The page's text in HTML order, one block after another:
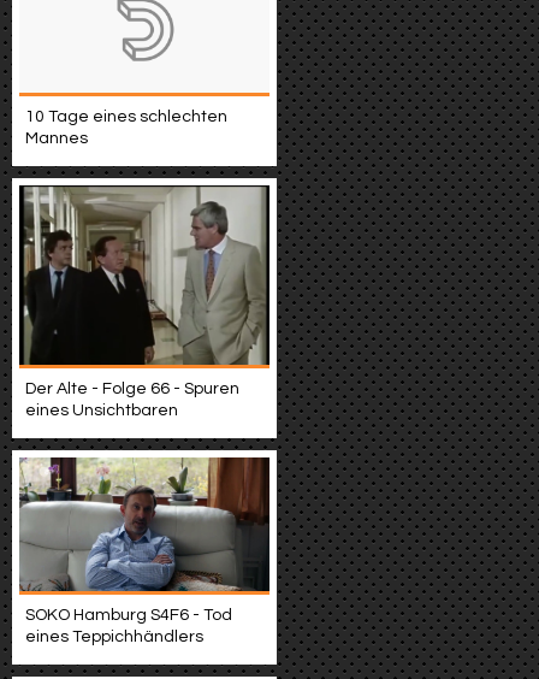
10 Tage eines schlechten
Mannes
Der Alte - Folge 66 - Spuren
eines Unsichtbaren
SOKO Hamburg S4F6 - Tod
eines Teppichhändlers